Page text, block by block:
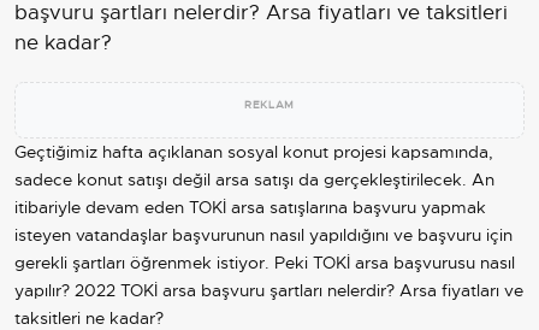
REKLAM
Geçtiğimiz hafta açıklanan sosyal konut projesi kapsamında,
sadece konut satışı değil arsa satışı da gerçekleştirilecek. An
itibariyle devam eden TOKİ arsa satışlarına başvuru yapmak
isteyen vatandaşlar başvurunun nasıl yapıldığını ve başvuru için
gerekli şartları öğrenmek istiyor. Peki TOKİ arsa başvurusu nasıl
yapılır? 2022 TOKİ arsa başvuru şartları nelerdir? Arsa fiyatları ve
taksitleri ne kadar?